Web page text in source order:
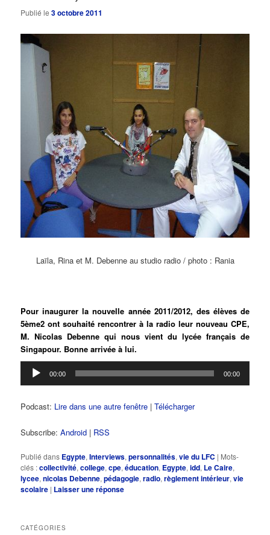
Publié le3 octobre 2011
Laïla, Rina et M. Debenne au studio radio / photo : Rania
Pour inaugurer la nouvelle année 2011/2012, des élèves de
5ème2 ont souhaité rencontrer à la radio leur nouveau CPE,
M. Nicolas Debenne qui nous vient du lycée français de
Singapour. Bonne arrivée à lui.
Lecteur
audio
00:00 00:00
Podcast: Lire dans une autre fenêtre |Télécharger
Subscribe:Android | RSS
Publié dans Egypte,Interviews,personnalités,vie du LFC | Mots-
clés :collectivité,college,cpe,éducation, Egypte,idd, Le Caire,
lycee,nicolas Debenne,pédagogie,radio,règlement intérieur,vie
scolaire | Laisser une réponse
CATÉGORIES